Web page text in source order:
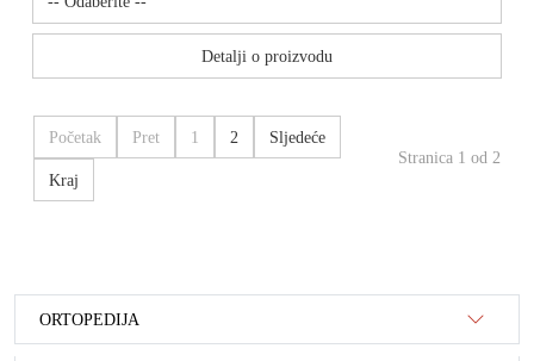
Detalji o proizvodu
Početak Pret 1 2 Sljedeće
Kraj
Stranica 1 od 2
ORTOPEDIJA